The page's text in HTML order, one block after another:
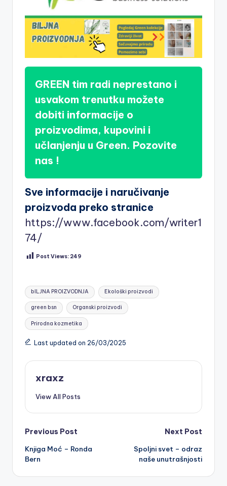
GREEN tim radi neprestano i
usvakom trenutku možete
dobiti informacije o
proizvodima, kupovini i
učlanjenju u Green. Pozovite
nas !
Sve informacije i naručivanje
proizvoda preko stranice
https://www.facebook.com/writer1
74/
Post Views: 249
Tags:
bILJNA PROIZVODNJA Ekološki proizvodi
green bsn Organski proizvodi
Prirodna kozmetika
Last updated on 26/03/2025
xraxz
View All Posts
Post
navigation
Previous Post
Knjiga Moć – Ronda
Bern
Next Post
Spoljni svet – odraz
naše unutrašnjosti